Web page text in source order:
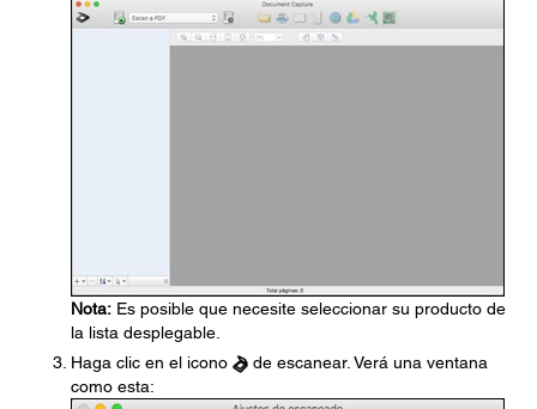
Nota: Es posible que necesite seleccionar su producto de
la lista desplegable.
Haga clic en el icono
de escanear. Verá una ventana
como esta: